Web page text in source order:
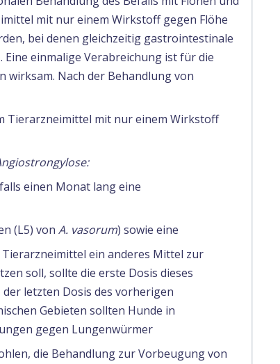
mit nur einem Wirkstoff gegen Flöhe
bei denen gleichzeitig gastrointestinale
einmalige Verabreichung ist für die
Nach der Behandlung von
Tierarzneimittel mit nur einem Wirkstoff
einen Monat lang eine
(L5) von A. vasorum) sowie eine
Tierarzneimittel ein anderes Mittel zur
soll, sollte die erste Dosis dieses
letzten Dosis des vorherigen
Gebieten sollten Hunde in
gegen Lungenwürmer
die Behandlung zur Vorbeugung von